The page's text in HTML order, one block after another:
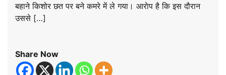
बहाने किशोर छत पर बने कमरे में ले गया। आराेप है कि इस दौरान
उससे […]
Share Now